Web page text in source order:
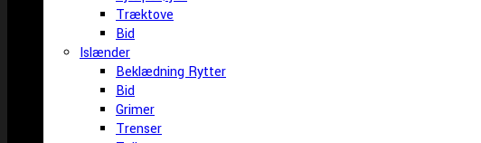
Træktove
Bid
Islænder
Beklædning Rytter
Bid
Grimer
Trenser